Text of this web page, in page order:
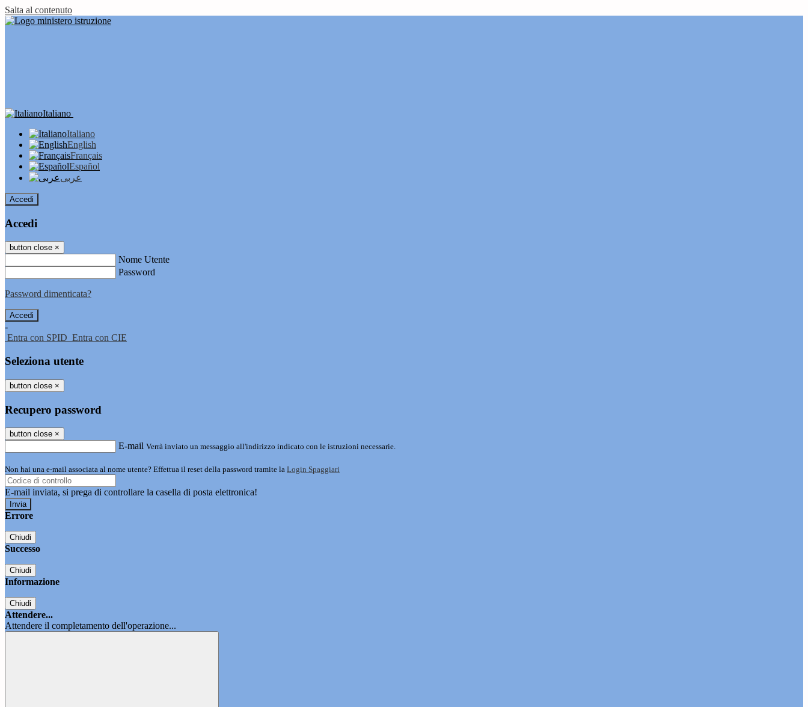
Salta al contenuto
Italiano
Italiano
English
Français
Español
عربى
Accedi
Accedi
button close ×
Nome Utente
Password
Password dimenticata?
-
Entra con SPID Entra con CIE
Seleziona utente
button close ×
Recupero password
button close ×
E-mail Verrà inviato un messaggio all'indirizzo indicato con le istruzioni necessarie.
Non hai una e-mail associata al nome utente? Effettua il reset della password tramite la Login Spaggiari
E-mail inviata, si prega di controllare la casella di posta elettronica!
Errore
Chiudi
Successo
Chiudi
Informazione
Chiudi
Attendere...
Attendere il completamento dell'operazione...